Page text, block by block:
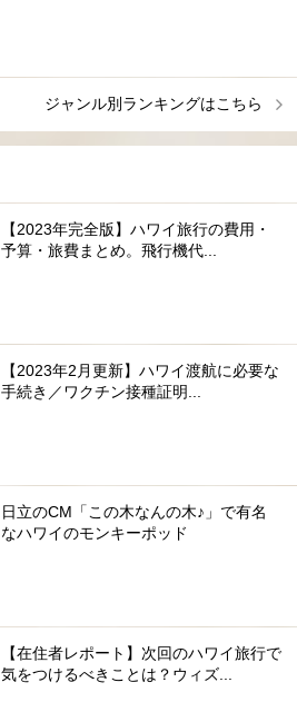
ジャンル別ランキングはこちら
【2023年完全版】ハワイ旅行の費用・
予算・旅費まとめ。飛行機代...
【2023年2月更新】ハワイ渡航に必要な
手続き／ワクチン接種証明...
日立のCM「この木なんの木♪」で有名
なハワイのモンキーポッド
【在住者レポート】次回のハワイ旅行で
気をつけるべきことは？ウィズ...